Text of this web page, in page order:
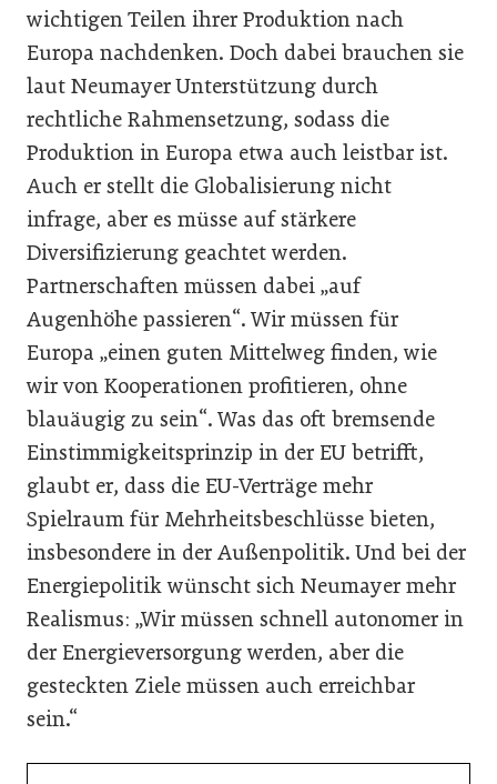
wichtigen Teilen ihrer Produktion nach
Europa nachdenken. Doch dabei brauchen sie
laut Neumayer Unterstützung durch
rechtliche Rahmensetzung, sodass die
Produktion in Europa etwa auch leistbar ist.
Auch er stellt die Globalisierung nicht
infrage, aber es müsse auf stärkere
Diversifizierung geachtet werden.
Partnerschaften müssen dabei „auf
Augenhöhe passieren“. Wir müssen für
Europa „einen guten Mittelweg finden, wie
wir von Kooperationen profitieren, ohne
blauäugig zu sein“. Was das oft bremsende
Einstimmigkeitsprinzip in der EU betrifft,
glaubt er, dass die EU-Verträge mehr
Spielraum für Mehrheitsbeschlüsse bieten,
insbesondere in der Außenpolitik. Und bei der
Energiepolitik wünscht sich Neumayer mehr
Realismus: „Wir müssen schnell autonomer in
der Energieversorgung werden, aber die
gesteckten Ziele müssen auch erreichbar
sein.“